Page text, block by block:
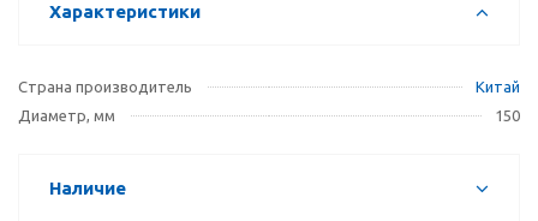
Характеристики
Страна производитель
Китай
Диаметр, мм
150
Наличие